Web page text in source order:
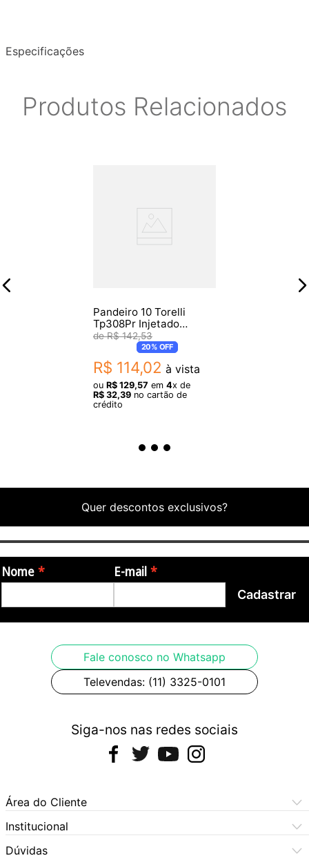
Especificações
Produtos Relacionados
Pandeiro 10 Torelli
Tp308Pr Injetado
Holografico Bk
R$ 142,53
20%OFF
R$ 114,02 à vista
ou R$ 129,57 em 4x de
R$ 32,39 no cartão de
crédito
Quer descontos exclusivos?
Nome E-mail
Cadastrar
Fale conosco no Whatsapp
Televendas: (11) 3325-0101
Siga-nos nas redes sociais
Área do Cliente
Meus Pedidos
Meus Dados
Institucional
Central de Atendimento
Dúvidas